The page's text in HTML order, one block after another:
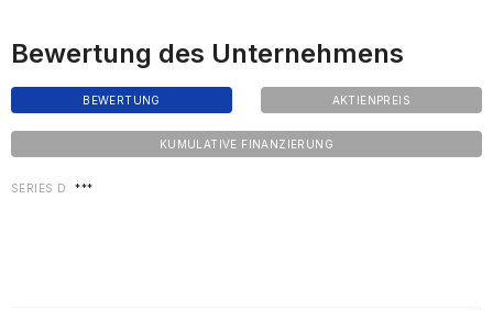
Bewertung des Unternehmens
BEWERTUNG AKTIENPREIS
KUMULATIVE FINANZIERUNG
SERIES D ***